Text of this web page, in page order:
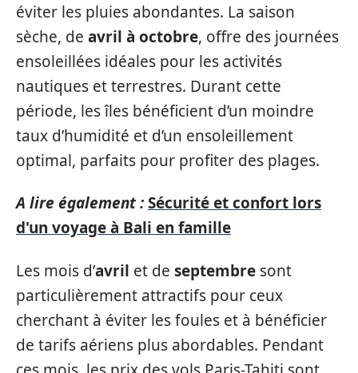
éviter les pluies abondantes. La saison
sèche, de avril à octobre, offre des journées
ensoleillées idéales pour les activités
nautiques et terrestres. Durant cette
période, les îles bénéficient d’un moindre
taux d’humidité et d’un ensoleillement
optimal, parfaits pour profiter des plages.
A lire également :Sécurité et confort lors
d'un voyage à Bali en famille
Les mois d’avril et de septembre sont
particulièrement attractifs pour ceux
cherchant à éviter les foules et à bénéficier
de tarifs aériens plus abordables. Pendant